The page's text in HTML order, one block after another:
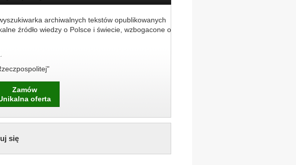
archiwalnych tekstów opublikowanych
źródło wiedzy o Polsce i świecie, wzbogacone o
Zamów
oferta
się